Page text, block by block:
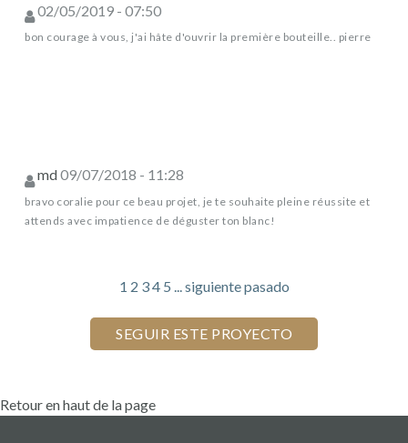
02/05/2019 - 07:50
bon courage à vous, j'ai hâte d'ouvrir la première bouteille.. pierre
md09/07/2018 - 11:28
bravo coralie pour ce beau projet, je te souhaite pleine réussite et
attends avec impatience de déguster ton blanc!
1 2 34 5 ...siguientepasado
Retour en haut de la page